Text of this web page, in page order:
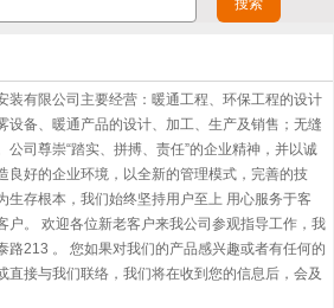
装有限公司主要经营：暖通工程、环保工程的设计
设备、暖通产品的设计、加工、生产及销售；无缝
公司尊崇“踏实、拼搏、责任”的企业精神，并以诚
良好的企业环境，以全新的管理模式，完善的技
生存根本，我们始终坚持用户至上 用心服务于客
户。 欢迎各位新老客户来我公司参观指导工作，我
路213 。 您如果对我们的产品感兴趣或者有任何的
直接与我们联络，我们将在收到您的信息后，会及